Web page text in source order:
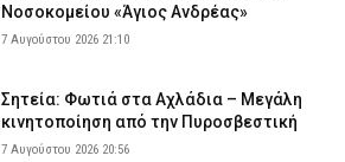
Νοσοκομείου «Άγιος Ανδρέας»
7 Αυγούστου 2026 21:10
Σητεία: Φωτιά στα Αχλάδια – Μεγάλη
κινητοποίηση από την Πυροσβεστική
7 Αυγούστου 2026 20:56